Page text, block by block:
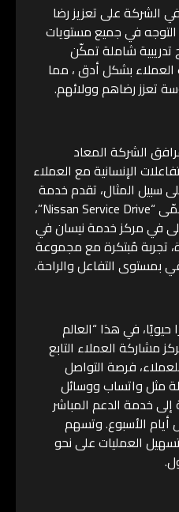
الشركة على تعزيز رضا
في جميع مستويات
شاملة تمكّن
بشكل أدق ، مما
تعزز رضاهم وولائهم.
الشركة المعاد
الإنسانية مع العملاء
سبيل المثال، تقدم خدمة
ما بعد البيع الفريدة تحت مسمّى “Nissan Service Drive”،
في مركز خدمة نيسان في
تجربة مُبتكرة مع مجموعة
بمستوى التفاعل والراحة.
في هذا “العالم
مشاركة العملاء التابع
فرصة التواصل
مثل واتساب ووسائل
إلى خدمة الدعم المباشر
أيام الأسبوع. وتسهم
تسهيل العمليات على نحو